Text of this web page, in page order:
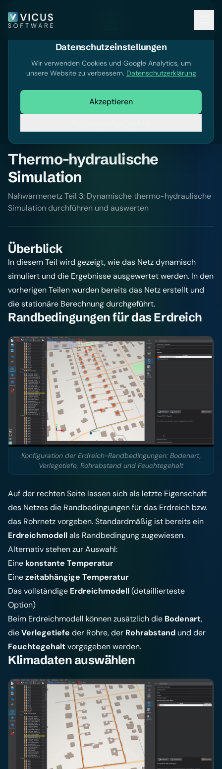
Dokumentation
Dokumentation durchsuchen
Thermo-hydraulische
Simulation
Nahwärmenetz Teil 3: Dynamische thermo-hydraulische
Simulation durchführen und auswerten
Überblick
In diesem Teil wird gezeigt, wie das Netz dynamisch
simuliert und die Ergebnisse ausgewertet werden. In den
vorherigen Teilen wurden bereits das Netz erstellt und
die stationäre Berechnung durchgeführt.
Randbedingungen für das Erdreich
Konfiguration der Erdreich-Randbedingungen: Bodenart,
Verlegetiefe, Rohrabstand und Feuchtegehalt
Auf der rechten Seite lassen sich als letzte Eigenschaft
des Netzes die Randbedingungen für das Erdreich bzw.
das Rohrnetz vorgeben. Standardmäßig ist bereits ein
Erdreichmodellals Randbedingung zugewiesen.
Alternativ stehen zur Auswahl:
Eine konstante Temperatur
Einezeitabhängige Temperatur
Das vollständige Erdreichmodell(detaillierteste
Option)
Beim Erdreichmodell können zusätzlich die Bodenart,
dieVerlegetiefe der Rohre, der Rohrabstand und der
Feuchtegehaltvorgegeben werden.
Klimadaten auswählen
Datenschutzeinstellungen
Wir verwenden Cookies und Google Analytics, um
unsere Website zu verbessern. Datenschutzerklärung
Akzeptieren